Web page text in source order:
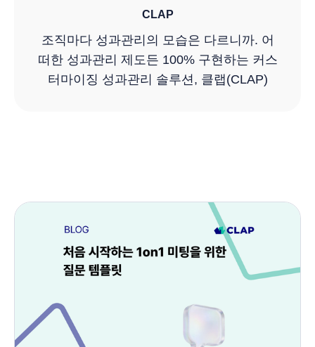
CLAP
조직마다 성과관리의 모습은 다르니까. 어
떠한 성과관리 제도든 100% 구현하는 커스
터마이징 성과관리 솔루션, 클랩(CLAP)